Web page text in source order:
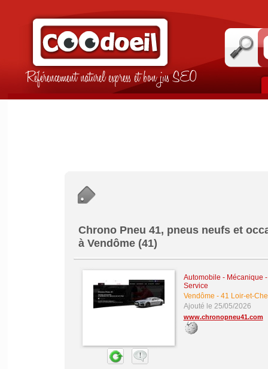
Référencement naturel express et bon jus SEO
Chrono Pneu 41, pneus neufs et
à Vendôme (41)
Automobile - Mécanique
Service
Vendôme - 41 Loir-et-
Ajouté le 25/05/2026
www.chronopneu41.com